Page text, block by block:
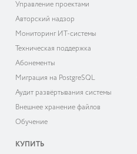
Управление проектами
Авторский надзор
Мониторинг ИТ-системы
Техническая поддержка
Абонементы
Миграция на PostgreSQL
Аудит развёртывания системы
Внешнее хранение файлов
Обучение
КУПИТЬ